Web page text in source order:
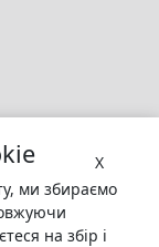
X
ми збираємо
на збір і